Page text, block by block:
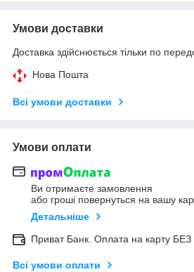
Умови доставки
Доставка здійснюється тільки по
Нова Пошта
Всі умови доставки
Умови оплати
Ви отримаєте замовлення
або гроші повернуться на вашу
Детальніше
Приват Банк. Оплата на карту
Всі умови оплати